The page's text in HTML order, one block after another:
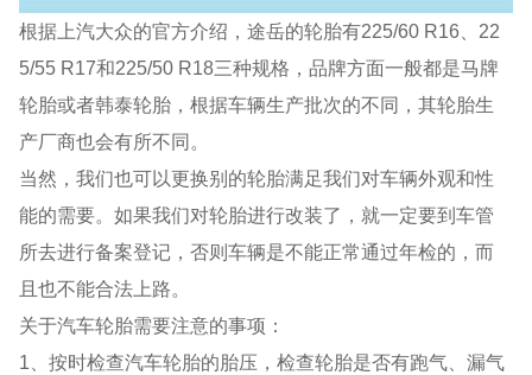
根据上汽大众的官方介绍，途岳的轮胎有225/60 R16、22
5/55 R17和225/50 R18三种规格，品牌方面一般都是马牌
轮胎或者韩泰轮胎，根据车辆生产批次的不同，其轮胎生
产厂商也会有所不同。
当然，我们也可以更换别的轮胎满足我们对车辆外观和性
能的需要。如果我们对轮胎进行改装了，就一定要到车管
所去进行备案登记，否则车辆是不能正常通过年检的，而
且也不能合法上路。
关于汽车轮胎需要注意的事项：
1、按时检查汽车轮胎的胎压，检查轮胎是否有跑气、漏气